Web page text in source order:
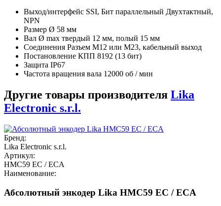
Выход/интерфейс SSI, Бит параллельный Двухтактный,
NPN
Размер Ø 58 мм
Вал Ø max твердый 12 мм, полый 15 мм
Соединения Разъем M12 или M23, кабельный выход
Постановление КПП 8192 (13 бит)
Защита IP67
Частота вращения вала 12000 об / мин
Другие товары производителя Lika
Electronic s.r.l.
Бренд:
Lika Electronic s.r.l.
Артикул:
HMC59 EC / ECA
Наименование:
Абсолютный энкодер Lika HMC59 EC / ECA